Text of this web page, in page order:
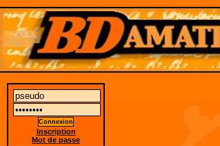
Inscription
Mot de passe